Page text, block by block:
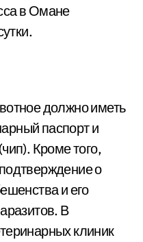
в Омане
должно иметь
паспорт и
Кроме того,
о
и его
В
клиник